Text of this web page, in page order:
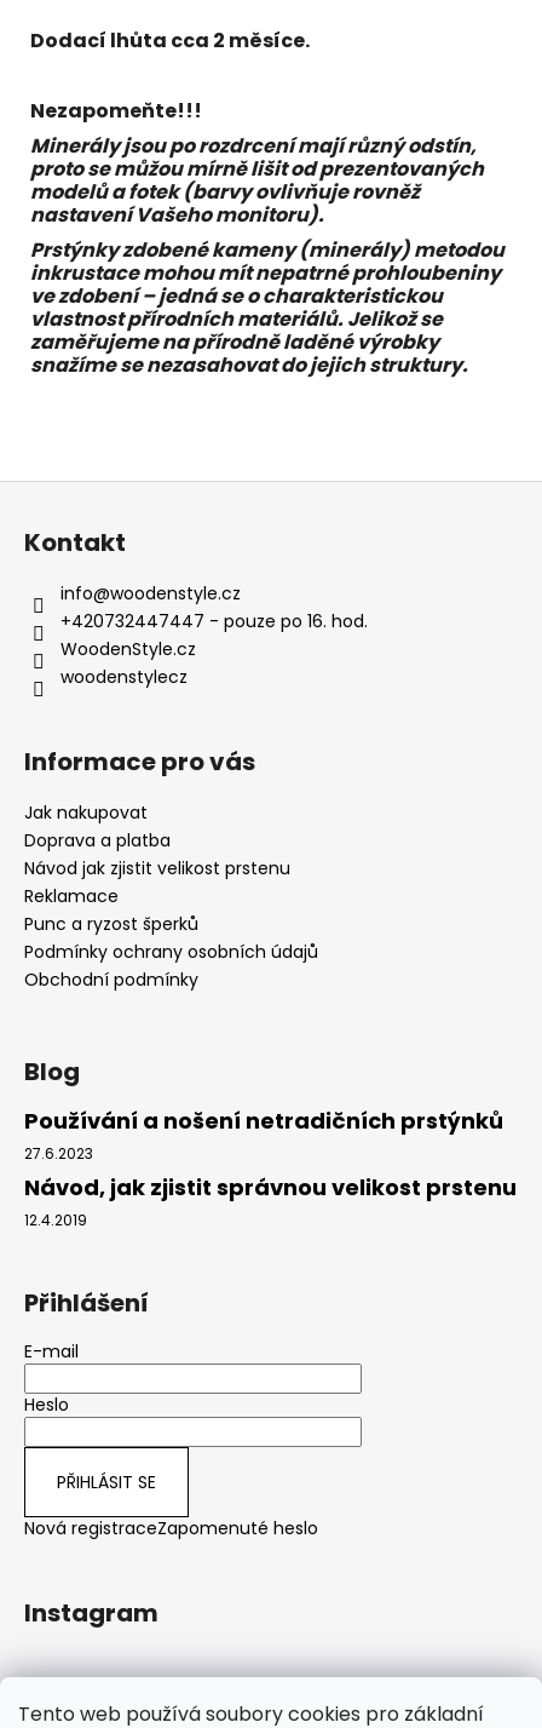
Tento web používá soubory cookies pro základní
Dodací lhůta cca 2 měsíce.
Nezapomeňte!!!
Minerály jsou po rozdrcení mají různý odstín,
proto se můžou mírně lišit od prezentovaných
modelů a fotek (barvy ovlivňuje rovněž
nastavení Vašeho monitoru).
Prstýnky zdobené kameny (minerály) metodou
inkrustace mohou mít nepatrné prohloubeniny
ve zdobení – jedná se o charakteristickou
vlastnost přírodních materiálů. Jelikož se
zaměřujeme na přírodně laděné výrobky
snažíme se nezasahovat do jejich struktury.
Z
Kontakt
info@woodenstyle.cz
+420732447447 - pouze po 16. hod.
WoodenStyle.cz
woodenstylecz
Informace pro vás
Jak nakupovat
Doprava a platba
Návod jak zjistit velikost prstenu
Reklamace
Punc a ryzost šperků
Podmínky ochrany osobních údajů
Obchodní podmínky
Blog
Používání a nošení netradičních prstýnků
27.6.2023
Návod, jak zjistit správnou velikost prstenu
12.4.2019
Přihlášení
E-mail
Heslo
PŘIHLÁSIT SE
Nová registraceZapomenuté heslo
Instagram
Sledovat na Instagramu